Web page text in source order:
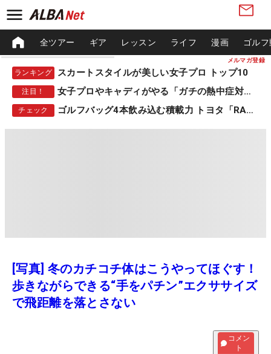
メルマガ登録
全ツアー ギア レッスン ライフ 漫画 ゴル
ランキング スカートスタイルが美しい女子プロ トップ10
注目！ 女子プロやキャディがやる「ガチの熱中症対策」
チェック ゴルフバッグ4本飲み込む積載力 トヨタ「RAV4」
[写真] 冬のカチコチ体はこうやってほぐす！
歩きながらできる“手をパチン”エクササイズ
で飛距離を落とさない
コメン
ト